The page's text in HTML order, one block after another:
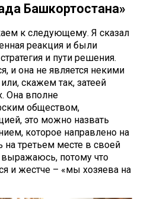
Башкортостана»
к следующему. Я сказал
реакция и были
и пути решения.
и она не является некими
скажем так, затеей
Она вполне
обществом,
это можно назвать
которое направлено на
на третьем месте в своей
выражаюсь, потому что
и жестче – «мы хозяева на